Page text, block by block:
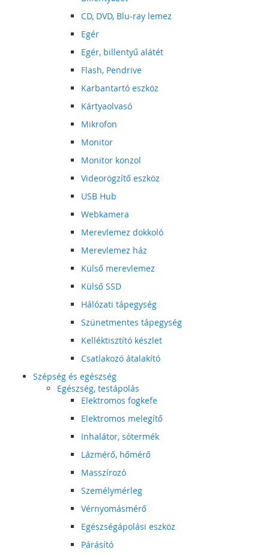
CD, DVD, Blu-ray lemez
Egér
Egér, billentyű alátét
Flash, Pendrive
Karbantartó eszköz
Kártyaolvasó
Mikrofon
Monitor
Monitor konzol
Videorögzítő eszköz
USB Hub
Webkamera
Merevlemez dokkoló
Merevlemez ház
Külső merevlemez
Külső SSD
Hálózati tápegység
Szünetmentes tápegység
Kelléktisztító készlet
Csatlakozó átalakító
Szépség és egészség
Egészség, testápolás
Elektromos fogkefe
Elektromos melegítő
Inhalátor, sótermék
Lázmérő, hőmérő
Masszírozó
Személymérleg
Vérnyomásmérő
Egészségápolási eszköz
Párásító